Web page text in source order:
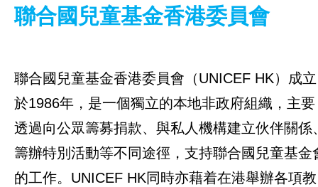
聯合國兒童基金香港委員會
成為義工
就業機會
聯絡我們
聯合國兒童基金香港委員會
聯合國兒童基金香港委員會（UNICEF HK）成立
於1986年，是一個獨立的本地非政府組織，主要
透過向公眾籌募捐款、與私人機構建立伙伴關係
籌辦特別活動等不同途徑，支持聯合國兒童基金
的工作。UNICEF HK同時亦藉着在港舉辦各項教